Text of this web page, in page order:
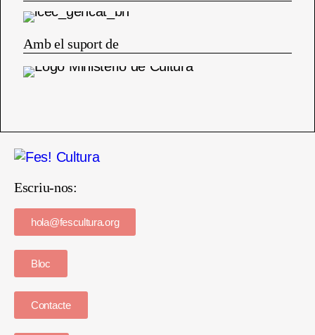
Amb el suport de
Bloc
Contacte
Escriu-nos:
hola@fescultura.org